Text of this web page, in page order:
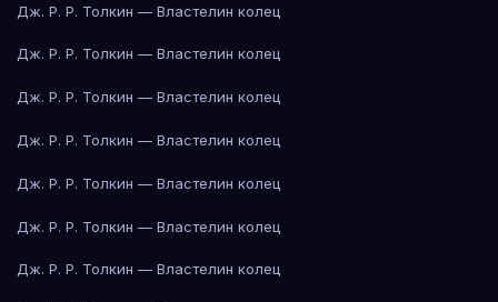
Дж. Р. Р. Толкин — Властелин колец
Дж. Р. Р. Толкин — Властелин колец
Дж. Р. Р. Толкин — Властелин колец
Дж. Р. Р. Толкин — Властелин колец
Дж. Р. Р. Толкин — Властелин колец
Дж. Р. Р. Толкин — Властелин колец
Дж. Р. Р. Толкин — Властелин колец